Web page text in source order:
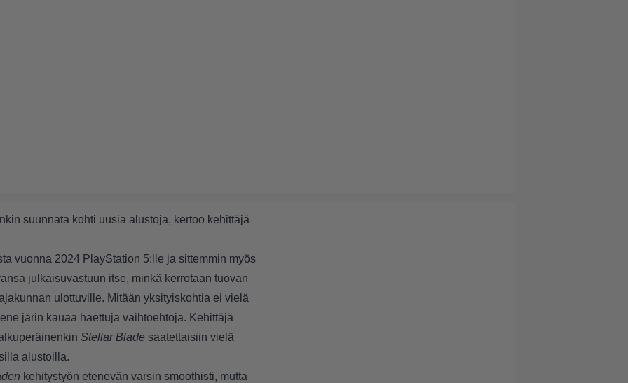
suunnata kohti uusia alustoja, kertoo kehittäjä
vuonna 2024 PlayStation 5:lle ja sittemmin myös
julkaisuvastuun itse, minkä kerrotaan tuovan
ulottuville. Mitään yksityiskohtia ei vielä
järin kauaa haettuja vaihtoehtoja. Kehittäjä
Stellar Blade saatettaisiin vielä
alustoilla.
kehitystyön etenevän varsin smoothisti, mutta